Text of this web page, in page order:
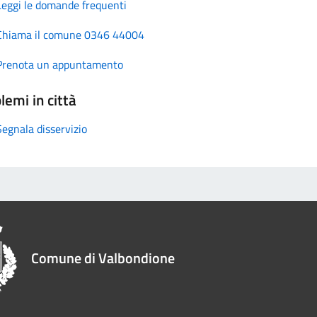
le domande frequenti
il comune 0346 44004
un appuntamento
in città
disservizio
Comune di Valbondione